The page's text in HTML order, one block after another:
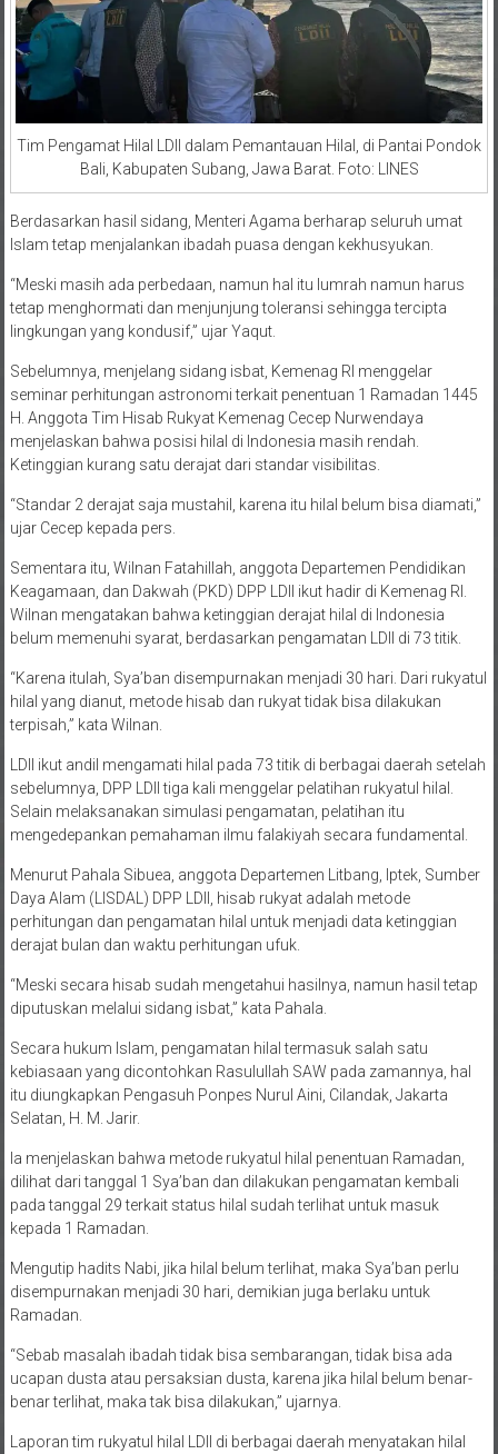
Tim Pengamat Hilal LDII dalam Pemantauan Hilal, di Pantai Pondok
Bali, Kabupaten Subang, Jawa Barat. Foto: LINES
Berdasarkan hasil sidang, Menteri Agama berharap seluruh umat
Islam tetap menjalankan ibadah puasa dengan kekhusyukan.
“Meski masih ada perbedaan, namun hal itu lumrah namun harus
tetap menghormati dan menjunjung toleransi sehingga tercipta
lingkungan yang kondusif,” ujar Yaqut.
Sebelumnya, menjelang sidang isbat, Kemenag RI menggelar
seminar perhitungan astronomi terkait penentuan 1 Ramadan 1445
H. Anggota Tim Hisab Rukyat Kemenag Cecep Nurwendaya
menjelaskan bahwa posisi hilal di Indonesia masih rendah.
Ketinggian kurang satu derajat dari standar visibilitas.
“Standar 2 derajat saja mustahil, karena itu hilal belum bisa diamati,”
ujar Cecep kepada pers.
Sementara itu, Wilnan Fatahillah, anggota Departemen Pendidikan
Keagamaan, dan Dakwah (PKD) DPP LDII ikut hadir di Kemenag RI.
Wilnan mengatakan bahwa ketinggian derajat hilal di Indonesia
belum memenuhi syarat, berdasarkan pengamatan LDII di 73 titik.
“Karena itulah, Sya’ban disempurnakan menjadi 30 hari. Dari rukyatul
hilal yang dianut, metode hisab dan rukyat tidak bisa dilakukan
terpisah,” kata Wilnan.
LDII ikut andil mengamati hilal pada 73 titik di berbagai daerah setelah
sebelumnya, DPP LDII tiga kali menggelar pelatihan rukyatul hilal.
Selain melaksanakan simulasi pengamatan, pelatihan itu
mengedepankan pemahaman ilmu falakiyah secara fundamental.
Menurut Pahala Sibuea, anggota Departemen Litbang, Iptek, Sumber
Daya Alam (LISDAL) DPP LDII, hisab rukyat adalah metode
perhitungan dan pengamatan hilal untuk menjadi data ketinggian
derajat bulan dan waktu perhitungan ufuk.
“Meski secara hisab sudah mengetahui hasilnya, namun hasil tetap
diputuskan melalui sidang isbat,” kata Pahala.
Secara hukum Islam, pengamatan hilal termasuk salah satu
kebiasaan yang dicontohkan Rasulullah SAW pada zamannya, hal
itu diungkapkan Pengasuh Ponpes Nurul Aini, Cilandak, Jakarta
Selatan, H. M. Jarir.
Ia menjelaskan bahwa metode rukyatul hilal penentuan Ramadan,
dilihat dari tanggal 1 Sya’ban dan dilakukan pengamatan kembali
pada tanggal 29 terkait status hilal sudah terlihat untuk masuk
kepada 1 Ramadan.
Mengutip hadits Nabi, jika hilal belum terlihat, maka Sya’ban perlu
disempurnakan menjadi 30 hari, demikian juga berlaku untuk
Ramadan.
“Sebab masalah ibadah tidak bisa sembarangan, tidak bisa ada
ucapan dusta atau persaksian dusta, karena jika hilal belum benar-
benar terlihat, maka tak bisa dilakukan,” ujarnya.
Laporan tim rukyatul hilal LDII di berbagai daerah menyatakan hilal